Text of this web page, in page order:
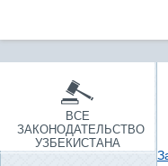
ВСЕ
ЗАКОНОДАТЕЛЬСТВО
УЗБЕКИСТАНА